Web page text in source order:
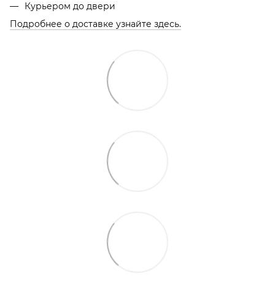
Курьером до двери
Подробнее о доставке узнайте здесь.